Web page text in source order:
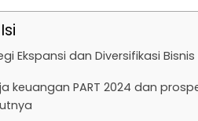
Ekspansi dan Diversifikasi Bisnis
keuangan PART 2024 dan